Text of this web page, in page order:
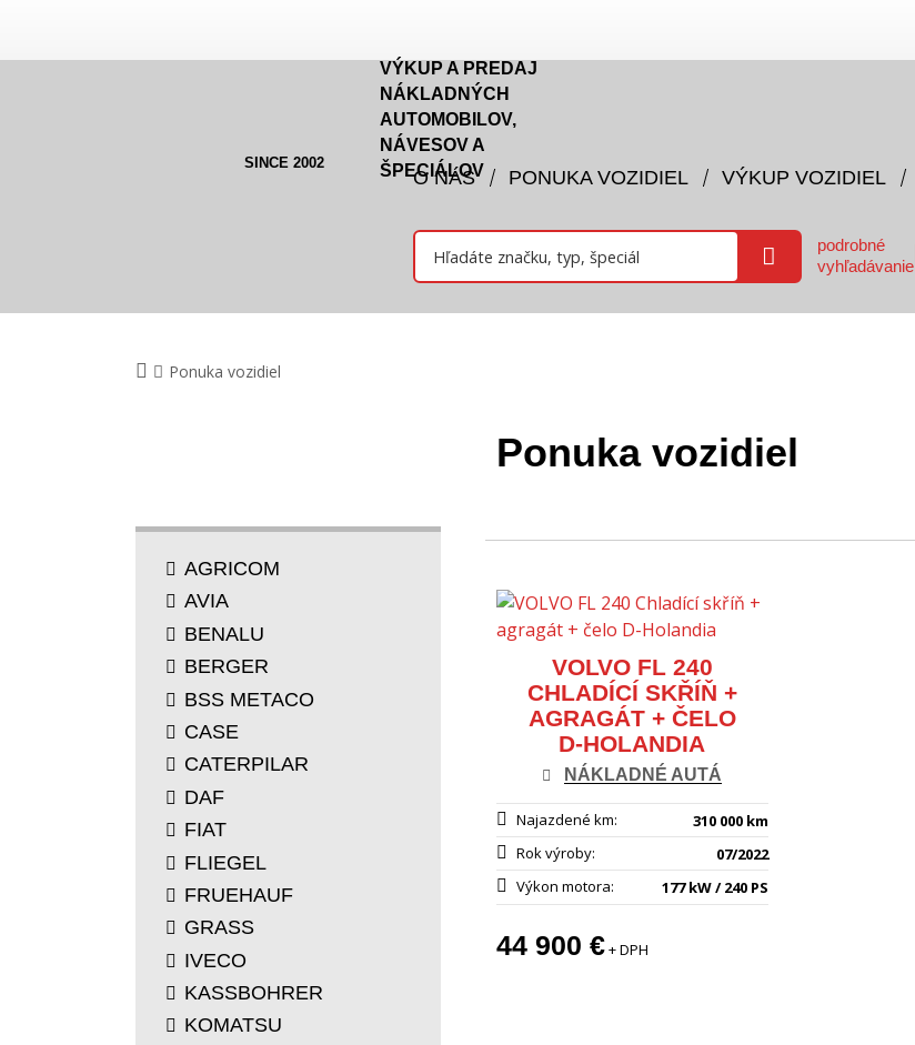
VÝKUP A PREDAJ
NÁKLADNÝCH
AUTOMOBILOV,
NÁVESOV A
ŠPECIÁLOV
SINCE 2002
O NÁS PONUKA VOZIDIEL VÝKUP VOZIDIEL
podrobné
vyhľadávanie
Ponuka vozidiel
Ponuka vozidiel
AGRICOM
AVIA
BENALU
BERGER
BSS METACO
CASE
CATERPILAR
DAF
FIAT
FLIEGEL
FRUEHAUF
GRASS
IVECO
KASSBOHRER
KOMATSU
VOLVO FL 240
CHLADÍCÍ SKŘÍŇ +
AGRAGÁT + ČELO
D-HOLANDIA
NÁKLADNÉ AUTÁ
Najazdené km:
310 000 km
Rok výroby:
07/2022
Výkon motora:
177 kW / 240 PS
44 900 €+ DPH